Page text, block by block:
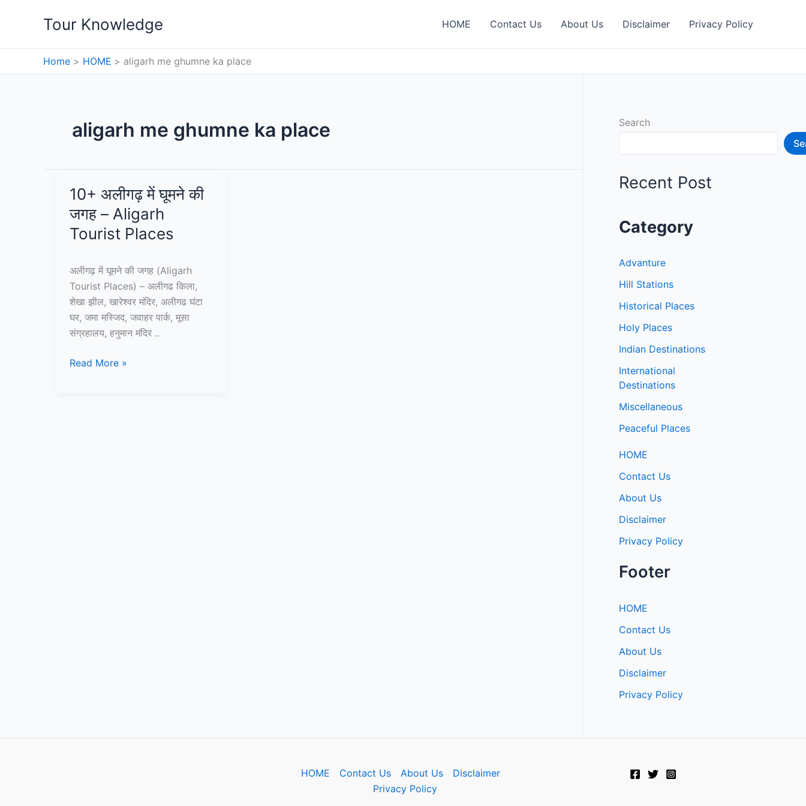
Tour Knowledge HOME Contact Us About Us Disclaimer Privacy Policy
Home HOME aligarh me ghumne ka place
aligarh me ghumne ka place
10+ अलीगढ़ में घूमने की
जगह – Aligarh
Tourist Places
अलीगढ़ में घूमने की जगह (Aligarh
Tourist Places) – अलीगढ किला,
शेखा झील, खारेश्वर मंदिर, अलीगढ घंटा
घर, जमा मस्जिद, जवाहर पार्क, मूसा
संग्रहालय, हनुमान मंदिर ..
10+
Read More »
Search
Recent Post
Category
Advanture
Hill Stations
Historical Places
Holy Places
Indian Destinations
International
Destinations
Miscellaneous
Peaceful Places
HOME
Contact Us
About Us
Disclaimer
Privacy Policy
Footer
HOME
Contact Us
About Us
Disclaimer
Privacy Policy
HOME Contact Us About Us
Disclaimer
Privacy Policy